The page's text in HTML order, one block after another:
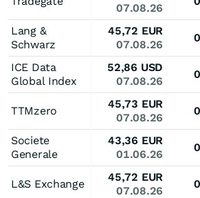
07.08.26
Lang &
Schwarz
45,72 EUR
07.08.26
0
ICE Data
Global Index
52,86 USD
07.08.26
0
TTMzero
45,73 EUR
07.08.26
0
Societe
Generale
43,36 EUR
01.06.26
0
L&S Exchange
45,72 EUR
07.08.26
0